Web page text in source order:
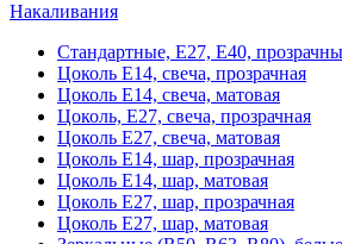
Накаливания
Стандартные, Е27, Е40,
Цоколь Е14, свеча, прозрачная
Цоколь Е14, свеча, матовая
Цоколь, Е27, свеча, прозрачная
Цоколь Е27, свеча, матовая
Цоколь Е14, шар, прозрачная
Цоколь Е14, шар, матовая
Цоколь Е27, шар, прозрачная
Цоколь Е27, шар, матовая